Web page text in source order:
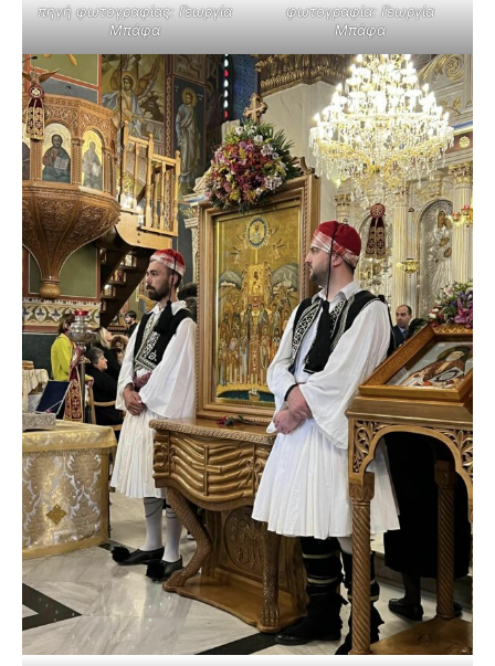
πηγή φωτογραφίας: Γεωργία
Μπάφα
φωτογραφία: Γεωργία
Μπάφα